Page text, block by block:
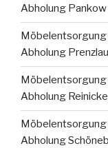
Abholung Pankow
Möbelentsorgung
Abholung
Möbelentsorgung
Abholung
Möbelentsorgung
Abholung